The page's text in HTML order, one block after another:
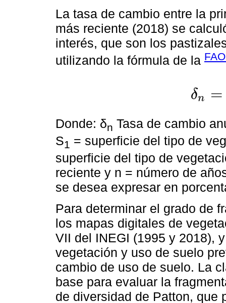
La tasa de cambio entre la
más reciente (2018) se
interés, que son los
utilizando la fórmula de la
δn =
δn=S 2S11
Donde: δn Tasa de cambio
S1 = superficie del tipo de
superficie del tipo de
reciente y n = número de
se desea expresar en
Para determinar el grado de
los mapas digitales de
VII del INEGI (1995 y 2018),
vegetación y uso de suelo
cambio de uso de suelo. La
base para evaluar la
de diversidad de Patton, que